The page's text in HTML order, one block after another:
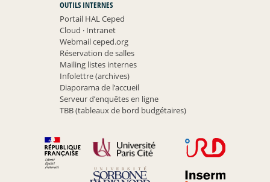
OUTILS INTERNES
Portail HAL Ceped
Cloud ·Intranet
Webmail ceped.org
Réservation de salles
Mailing listes internes
Infolettre (archives)
Diaporama de l’accueil
Serveur d’enquêtes en ligne
TBB (tableaux de bord budgétaires)